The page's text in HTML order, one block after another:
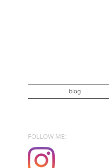
blog
FOLLOW ME: